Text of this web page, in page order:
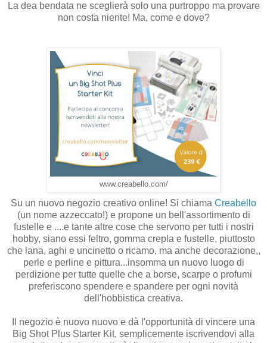
La dea bendata ne sceglierà solo una purtroppo ma provare
non costa niente! Ma, come e dove?
www.creabello.com/
Su un nuovo negozio creativo online! Si chiama Creabello
(un nome azzeccato!) e propone un bell'assortimento di
fustelle e ....e tante altre cose che servono per tutti i nostri
hobby, siano essi feltro, gomma crepla e fustelle, piuttosto
che lana, aghi e uncinetto o ricamo, ma anche decorazione,,
perle e perline e pittura...insomma un nuovo luogo di
perdizione per tutte quelle che a borse, scarpe o profumi
preferiscono spendere e spandere per ogni novità
dell'hobbistica creativa.
Il negozio è nuovo nuovo e dà l'opportunità di vincere una
Big Shot Plus Starter Kit, semplicemente iscrivendovi alla